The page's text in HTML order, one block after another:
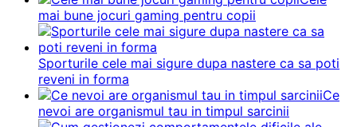
mai bune jocuri gaming pentru copii
Sporturile cele mai sigure dupa nastere ca sa poti
reveni in forma
Ce
nevoi are organismul tau in timpul sarcinii